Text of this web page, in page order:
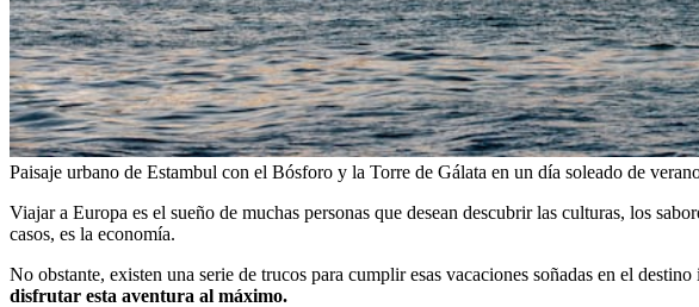
Paisaje urbano de Estambul con el Bósforo y la Torre de Gálata en un día soleado de
Viajar a Europa es el sueño de muchas personas que desean descubrir las culturas, los
casos, es la economía.
No obstante, existen una serie de trucos para cumplir esas vacaciones soñadas en el destino
disfrutar esta aventura al máximo.